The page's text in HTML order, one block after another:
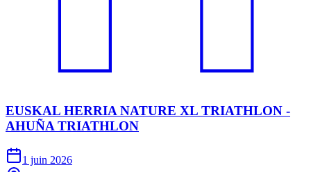
EUSKAL HERRIA NATURE XL TRIATHLON -
AHUÑA TRIATHLON
1 juin 2026